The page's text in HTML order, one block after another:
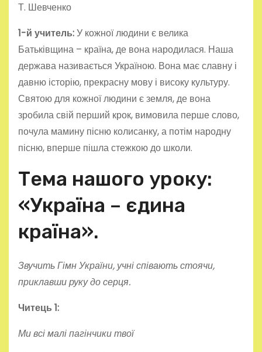
Т. Шевченко
1-й учитель:У кожної людини є велика
Батьківщина – країна, де вона народилася. Наша
держава називається Україною. Вона має славну і
давню історію, прекрасну мову і високу культуру.
Святою для кожної людини є земля, де вона
зробила свій перший крок, вимовила перше слово,
почула мамину пісню колисанку, а потім народну
пісню, вперше пішла стежкою до школи.
Тема нашого уроку:
«Україна – єдина
країна».
Звучить Гімн України, учні співають стоячи,
приклавши руку до серця.
Читець 1:
Ми всі малі пагінчики твої